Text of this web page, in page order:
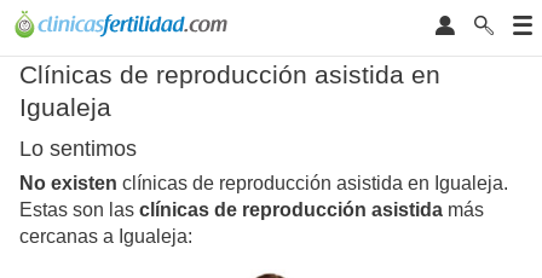
Clínicas de reproducción asistida en
Igualeja
Lo sentimos
No existen clínicas de reproducción asistida en Igualeja.
Estas son las clínicas de reproducción asistida más
cercanas a Igualeja: